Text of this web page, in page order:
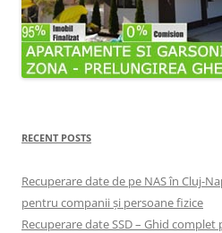
RECENT POSTS
Recuperare date de pe NAS în Cluj-
pentru companii și persoane fizice
Recuperare date SSD – Ghid